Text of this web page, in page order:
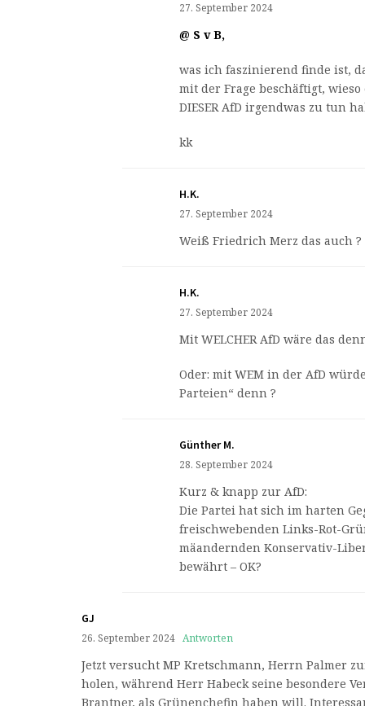
27. September 2024
@ S v B,
was ich faszinierend finde ist,
mit der Frage beschäftigt,
DIESER AfD irgendwas zu tun
kk
H.K.
27. September 2024
Weiß Friedrich Merz das auch ?
H.K.
27. September 2024
Mit WELCHER AfD wäre das
Oder: mit WEM in der AfD
Parteien“ denn ?
Günther M.
28. September 2024
Kurz & knapp zur AfD:
Die Partei hat sich im harten
freischwebenden Links-Rot-
mäandernden Konservativ-
bewährt – OK?
GJ
26. September 2024 Antworten
Jetzt versucht MP Kretschmann, Herrn Palmer
holen, während Herr Habeck seine besondere
Brantner, als Grünenchefin haben will.